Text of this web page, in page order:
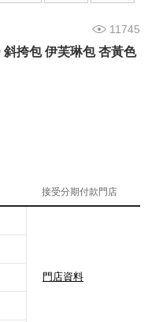
11745
挎包 伊芙琳包 杏黃色
接受分期付款門店
門店資料